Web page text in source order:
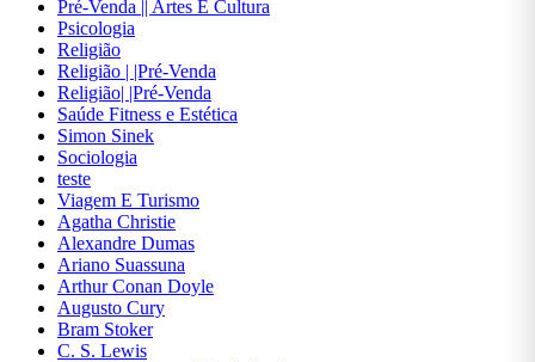
Pré-Venda || Artes E Cultura
Psicologia
Religião
Religião | |Pré-Venda
Religião| |Pré-Venda
Saúde Fitness e Estética
Simon Sinek
Sociologia
teste
Viagem E Turismo
Agatha Christie
Alexandre Dumas
Ariano Suassuna
Arthur Conan Doyle
Augusto Cury
Bram Stoker
C. S. Lewis
COMUNICAÇÃO
CONCURSOS
CONTABILIDADE
CULINÁRIA E
GASTRONOMIA
DICIONÁRIOS
DIDÁTICOS